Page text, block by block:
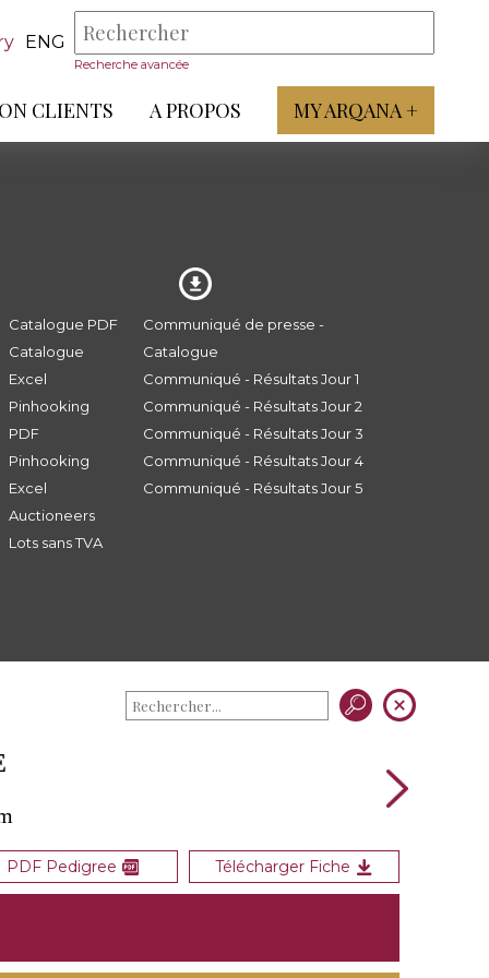
ENG
Recherche avancée
CLIENTS A PROPOS MY ARQANA +
Catalogue PDF
Catalogue
Excel
Pinhooking
PDF
Pinhooking
Excel
Auctioneers
Lots sans TVA
Communiqué de presse -
Catalogue
Communiqué - Résultats Jour 1
Communiqué - Résultats Jour 2
Communiqué - Résultats Jour 3
Communiqué - Résultats Jour 4
Communiqué - Résultats Jour 5
PDF Pedigree Télécharger Fiche